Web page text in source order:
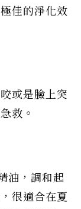
佳的淨化效
或是臉上突
救。
油，調和起
很適合在夏